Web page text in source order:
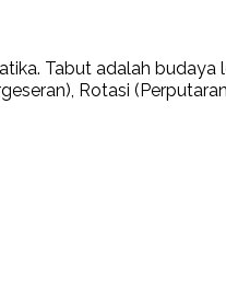
Tabut adalah
Rotasi